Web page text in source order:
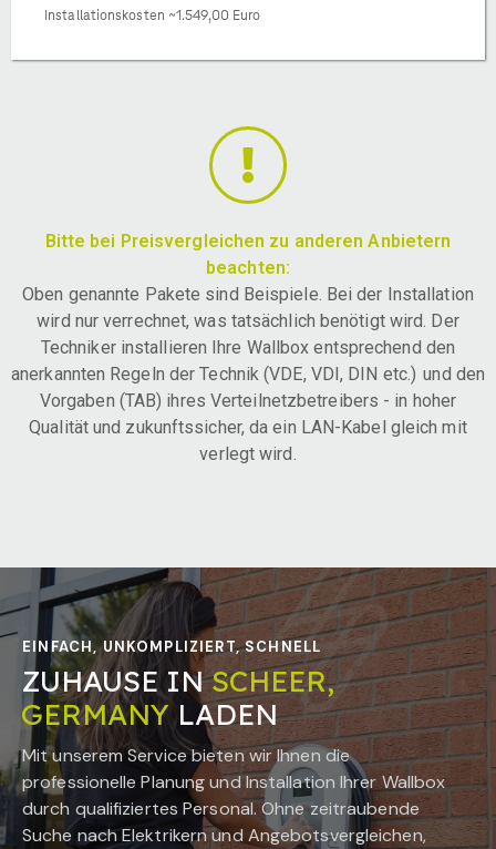
Installationskosten ~1.549,00 Euro
Bitte bei Preisvergleichen zu anderen Anbietern
beachten:
Oben genannte Pakete sind Beispiele. Bei der Installation
wird nur verrechnet, was tatsächlich benötigt wird. Der
Techniker installieren Ihre Wallbox entsprechend den
anerkannten Regeln der Technik (VDE, VDI, DIN etc.) und den
Vorgaben (TAB) ihres Verteilnetzbetreibers - in hoher
Qualität und zukunftssicher, da ein LAN-Kabel gleich mit
verlegt wird.
EINFACH, UNKOMPLIZIERT, SCHNELL
ZUHAUSE INSCHEER,
GERMANYLADEN
Mit unserem Service bieten wir Ihnen die
professionelle Planung und Installation Ihrer Wallbox
durch qualifiziertes Personal. Ohne zeitraubende
Suche nach Elektrikern und Angebotsvergleichen,